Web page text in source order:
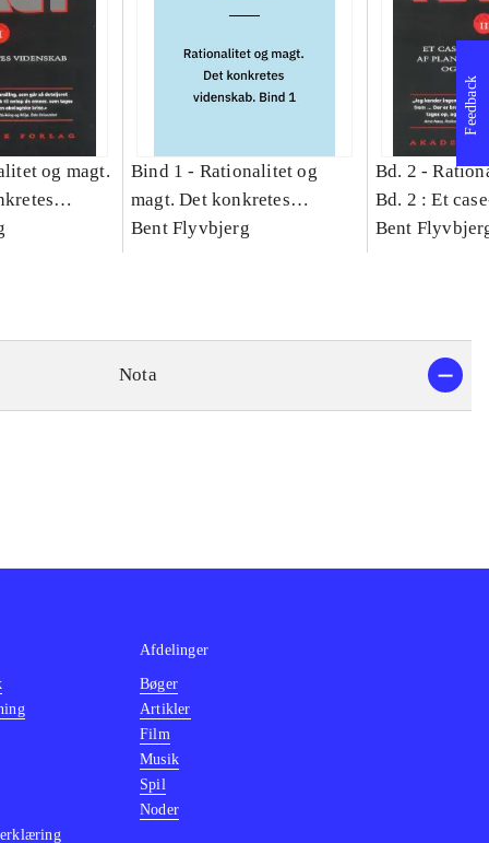
og magt.
Bind 1 - Rationalitet og
magt. Det konkretes
videnskab. Bind 1
Bent Flyvbjerg
Bd. 2 -
Bd. 2 : Et
studie af
Bent
Nota
Feedback
Afdelinger
Bøger
Artikler
Film
Musik
Spil
Noder